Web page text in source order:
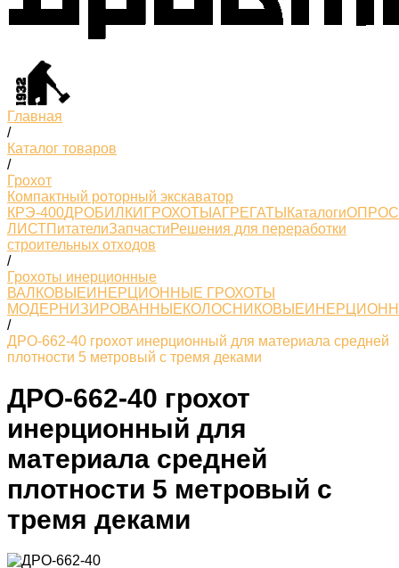
Главная
/
Каталог товаров
/
Грохот
Компактный роторный экскаватор
КРЭ-400ДРОБИЛКИ ГРОХОТЫ АГРЕГАТЫ Каталоги
ЛИСТПитателиЗапчастиРешения для переработки
строительных отходов
/
Грохоты инерционные
ВАЛКОВЫЕИНЕРЦИОННЫЕ ГРОХОТЫ
МОДЕРНИЗИРОВАННЫЕКОЛОСНИКОВЫЕ
/
ДРО-662-40 грохот инерционный для материала средней
плотности 5 метровый с тремя деками
ДРО-662-40 грохот
инерционный для
материала средней
плотности 5 метровый с
тремя деками